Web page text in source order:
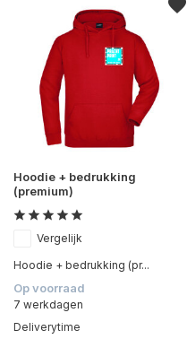
Hoodie + bedrukking
(premium)
Vergelijk
Hoodie + bedrukking (pr...
Op voorraad
7 werkdagen
Deliverytime